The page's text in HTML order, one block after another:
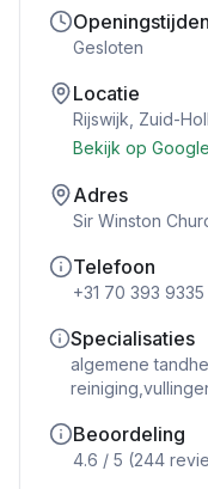
Openingstijden
Gesloten
Locatie
Rijswijk Zuid-
Bekijk op
Adres
Sir Winston
Telefoon
+31 70 393 9335
Specialisaties
algemene
Beoordeling
4.6 / 5 (244